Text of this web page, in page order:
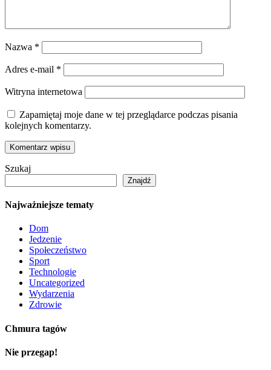
Nazwa *
Adres e-mail *
Witryna internetowa
Zapamiętaj moje dane w tej przeglądarce podczas pisania
kolejnych komentarzy.
Szukaj
Znajdź
Najważniejsze tematy
Dom
Jedzenie
Społeczeństwo
Sport
Technologie
Uncategorized
Wydarzenia
Zdrowie
Chmura tagów
Nie przegap!